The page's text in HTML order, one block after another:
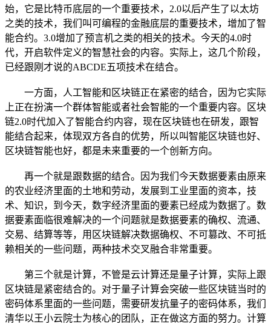
始，它是比特币底层的一个重要技术，2.0以后产生了以太坊
之类的技术，我们叫可编程的金融底层的重要技术，增加了智
能合约。3.0增加了预言机之类的相关的技术。今天的4.0时
代，开启软件定义的智慧社会的内容。实际上，这几个阶段，
已经跟刚才说的ABCDE五项技术在结合。
一方面，人工智能和区块链正在紧密的结合，因为它实际
上正在扮演一个群体智能或者社会智能的一个重要内容。区块
链2.0时代加入了智能合约内容，现在区块链也在研发，跟智
能结合起来，体现双方各自的优势，所以叫智能区块链也好、
区块链智能也好，都是未来重要的一个创新方向。
再一个就是跟数据的结合。因为我们今天数据要素由原来
的农业经济里面的土地和劳动，发展到工业里面的资本，技
术、知识，到今天，数字经济里面的要素已经成为数据了。数
据要素面临很难解决的一个问题就是数据要素的确权、流通、
交易、结算等等，用区块链解决数据确权、不可篡改、不可抵
赖相关的一些问题，两种技术交叉融合非常重要。
第三个就是计算，不管是云计算还是量子计算，实际上跟
区块链是紧密结合的。对于量子计算会突破一些区块链当时的
密码体系里面的一些问题，需要研发抗量子的密码体系，我们
清华以王小云院士为核心的团队，正在做这方面的努力。计算